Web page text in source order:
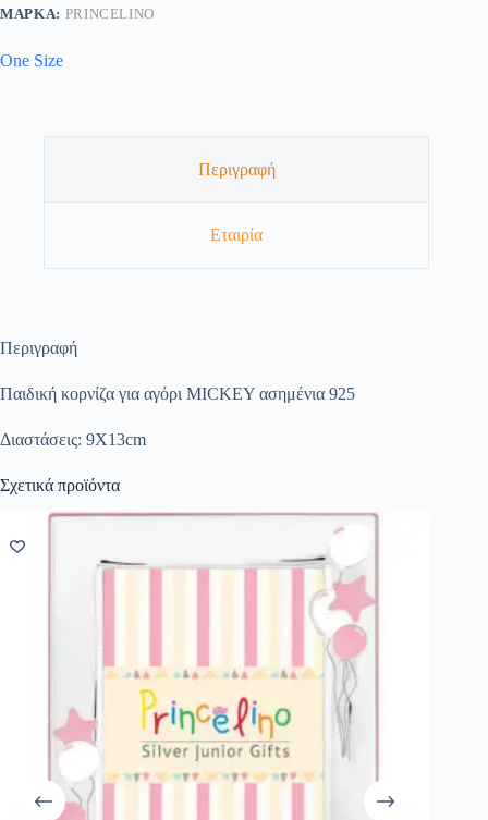
ΜΆΡΚΑ: PRINCELINO
One Size
Περιγραφή
Εταιρία
Περιγραφή
Παιδική κορνίζα για αγόρι MICKEY ασημένια 925
Διαστάσεις: 9X13cm
Σχετικά προϊόντα